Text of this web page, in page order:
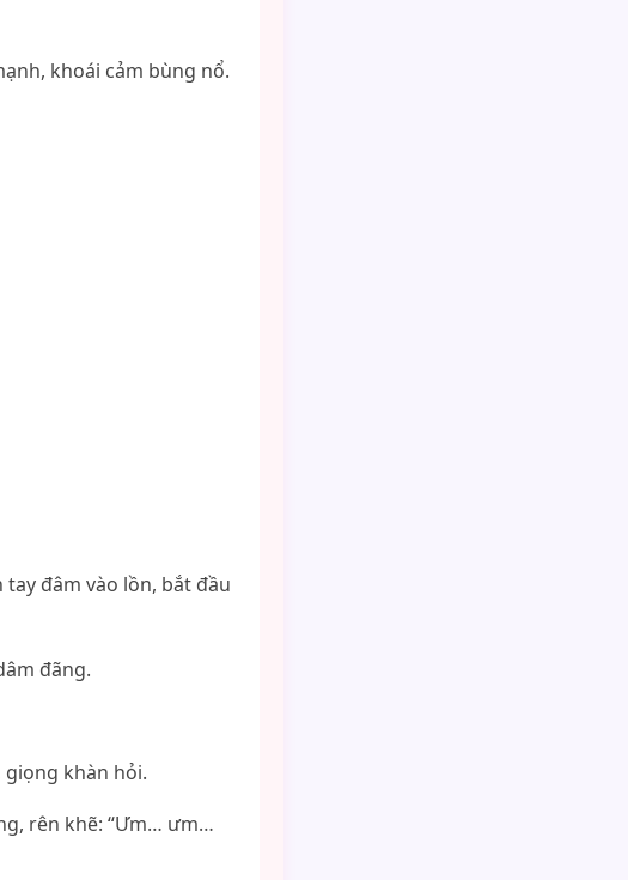
khoái cảm bùng nổ.
đâm vào lồn, bắt đầu
đãng.
giọng khàn hỏi.
rên khẽ: “Ưm… ưm…